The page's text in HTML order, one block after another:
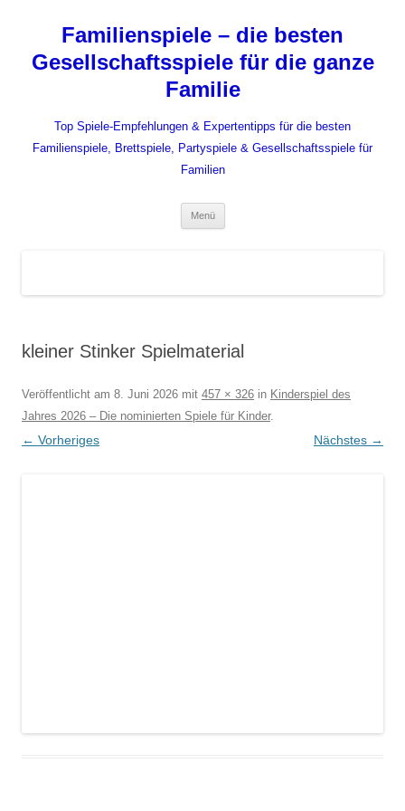
springenFamilienspiele – die besten
Gesellschaftsspiele für die ganze
Familie
Top Spiele-Empfehlungen & Expertentipps für die besten
Familienspiele, Brettspiele, Partyspiele & Gesellschaftsspiele für
Familien
Menü
kleiner Stinker Spielmaterial
Veröffentlicht am 8. Juni 2026 mit 457 × 326 in Kinderspiel des
Jahres 2026 – Die nominierten Spiele für Kinder.
← Vorheriges Nächstes →